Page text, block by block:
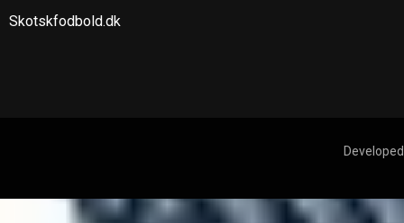
Skotskfodbold.dk